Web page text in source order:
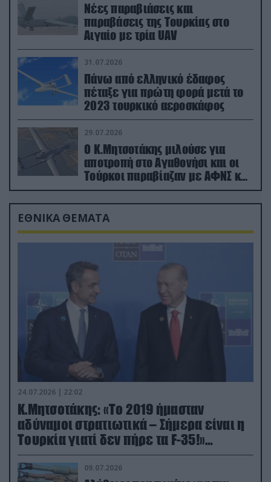
Νέες παραβιάσεις και
παραβάσεις της Τουρκίας στο
Αιγαίο με τρία UAV
31.07.2026
Πάνω από ελληνικό έδαφος
πέταξε για πρώτη φορά μετά το
2023 τουρκικό αεροσκάφος
29.07.2026
Ο Κ.Μητσοτάκης μιλούσε για
αποτροπή στο Αγαθονήσι και οι
Τούρκοι παραβίαζαν με ΑΦΝΣ και
drone
ΕΘΝΙΚΑ ΘΕΜΑΤΑ
24.07.2026 | 22:02
Κ.Μητσοτάκης: «Το 2019 ήμασταν
αδύναμοι στρατιωτικά – Σήμερα είναι η
Τουρκία γιατί δεν πήρε τα F-35!»
(βίντεο)
09.07.2026